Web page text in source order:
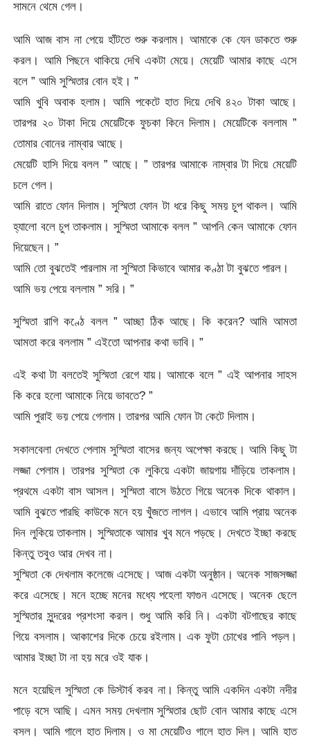
সামনে থেমে গেল।
আমি আজ বাস না পেয়ে হাঁটতে শুরু করলাম। আমাকে কে যেন ডাকতে শুরু
করল। আমি পিছনে থাকিয়ে দেখি একটা মেয়ে। মেয়েটি আমার কাছে এসে
বলে ” আমি সুস্মিতার বোন হই। ”
আমি খুবি অবাক হলাম। আমি পকেটে হাত দিয়ে দেখি ৪২০ টাকা আছে।
তারপর ২০ টাকা দিয়ে মেয়েটিকে ফুচকা কিনে দিলাম। মেয়েটিকে বললাম ”
তোমার বোনের নাম্বার আছে।
মেয়েটি হাসি দিয়ে বলল ” আছে। ” তারপর আমাকে নাম্বার টা দিয়ে মেয়েটি
চলে গেল।
আমি রাতে ফোন দিলাম। সুস্মিতা ফোন টা ধরে কিছু সময় চুপ থাকল। আমি
হ্যালো বলে চুপ তাকলাম। সুস্মিতা আমাকে বলল ” আপনি কেন আমাকে ফোন
দিয়েছেন। ”
আমি তো বুঝতেই পারলাম না সুস্মিতা কিভাবে আমার কণ্ঠা টা বুঝতে পারল।
আমি ভয় পেয়ে বললাম ” সরি। ”
সুস্মিতা রাগি কণ্ঠে বলল ” আচ্ছা ঠিক আছে। কি করেন? আমি আমতা
আমতা করে বললাম ” এইতো আপনার কথা ভাবি। ”
এই কথা টা বলতেই সুস্মিতা রেগে যায়। আমাকে বলে ” এই আপনার সাহস
কি করে হলো আমাকে নিয়ে ভাবতে? ”
আমি পুরাই ভয় পেয়ে গেলাম। তারপর আমি ফোন টা কেটে দিলাম।
সকালবেলা দেখতে পেলাম সুস্মিতা বাসের জন্য অপেক্ষা করছে। আমি কিছু টা
লজ্জা পেলাম। তারপর সুস্মিতা কে লুকিয়ে একটা জায়গায় দাঁড়িয়ে তাকলাম।
প্রথমে একটা বাস আসল। সুস্মিতা বাসে উঠতে গিয়ে অনেক দিকে থাকাল।
আমি বুঝতে পারছি কাউকে মনে হয় খুঁজতে লাগল। এভাবে আমি প্রায় অনেক
দিন লুকিয়ে তাকলাম। সুস্মিতাকে আমার খুব মনে পড়ছে। দেখতে ইচ্ছা করছে
কিন্তু তবুও আর দেখব না।
সুস্মিতা কে দেখলাম কলেজে এসেছে। আজ একটা অনুষ্ঠান। অনেক সাজসজ্জা
করে এসেছে। মনে হচ্ছে মনের মধ্যে পহেলা ফাগুন এসেছে। অনেক ছেলে
সুস্মিতার সুন্দরের প্রশংসা করল। শুধু আমি করি নি। একটা বটগাছের কাছে
গিয়ে বসলাম। আকাশের দিকে চেয়ে রইলাম। এক ফুটা চোখের পানি পড়ল।
আমার ইচ্ছা টা না হয় মরে ওই যাক।
মনে হয়েছিল সুস্মিতা কে ডিস্টার্ব করব না। কিন্তু আমি একদিন একটা নদীর
পাড়ে বসে আছি। এমন সময় দেখলাম সুস্মিতার ছোট বোন আমার কাছে এসে
বসল। আমি গালে হাত দিলাম। ও মা মেয়েটিও গালে হাত দিল। আমি হাত